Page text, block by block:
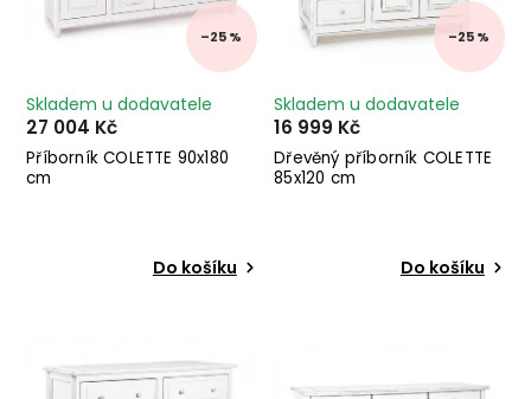
–25 %
Příborník COLETTE 90x180
cm
Skladem u dodavatele
27 004 Kč
Do košíku
–25 %
Dřevěný příborník COLETTE
85x120 cm
Skladem u dodavatele
16 999 Kč
Do košíku